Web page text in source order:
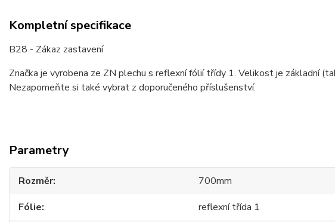
Kompletní specifikace
B28 - Zákaz zastavení
Značka je vyrobena ze ZN plechu s reflexní fólií třídy 1. Velikost je základní
Nezapomeňte si také vybrat z doporučeného příslušenství.
Parametry
Rozměr
700mm
Fólie
reflexní třída 1